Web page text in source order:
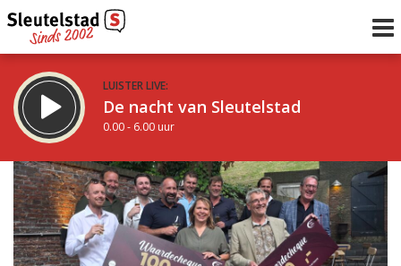
LUISTER LIVE:
De nacht van Sleutelstad
0.00 - 6.00 uur
STRAKS:
De ochtend van Sleutelstad
6.00 - 12.00 uur
Vorig uur
uur 1 van 0 Volgend uur
Inklappen